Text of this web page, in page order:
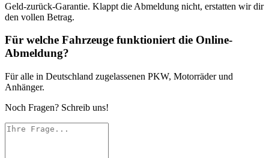
Geld-zurück-Garantie. Klappt die Abmeldung nicht, erstatten wir dir
den vollen Betrag.
Für welche Fahrzeuge funktioniert die Online-
Abmeldung?
Für alle in Deutschland zugelassenen PKW, Motorräder und
Anhänger.
Noch Fragen? Schreib uns!